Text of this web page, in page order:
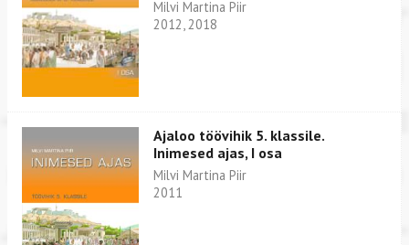
Milvi Martina Piir
2012, 2018
Ajaloo töövihik 5. klassile.
Inimesed ajas, I osa
Milvi Martina Piir
2011